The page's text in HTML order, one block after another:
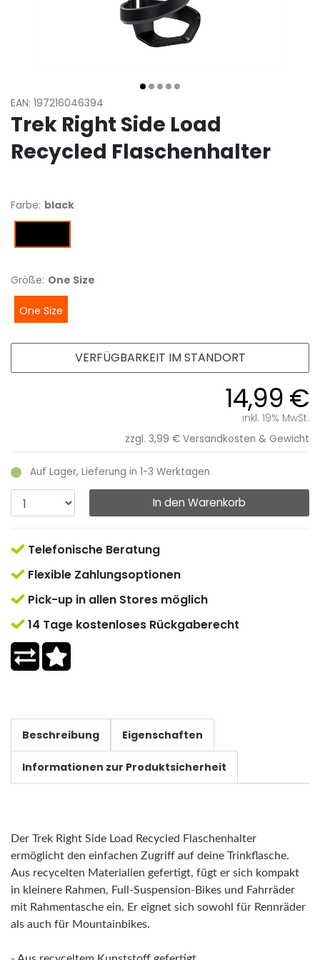
EAN: 197216046394
Trek Right Side Load
Recycled Flaschenhalter
Farbe: black
Größe: One Size
One Size
14,99 €
inkl. 19% MwSt.
zzgl. 3,99 € Versandkosten & Gewicht
Auf Lager, Lieferung in 1-3 Werktagen
In den Warenkorb
VERFÜGBARKEIT IM STANDORT
Telefonische Beratung
Flexible Zahlungsoptionen
Pick-up in allen Stores möglich
14 Tage kostenloses Rückgaberecht
Beschreibung Eigenschaften
Informationen zur Produktsicherheit
Der Trek Right Side Load Recycled Flaschenhalter
ermöglicht den einfachen Zugriff auf deine Trinkflasche.
Aus recycelten Materialien gefertigt, fügt er sich kompakt
in kleinere Rahmen, Full-Suspension-Bikes und Fahrräder
mit Rahmentasche ein. Er eignet sich sowohl für Rennräder
als auch für Mountainbikes.